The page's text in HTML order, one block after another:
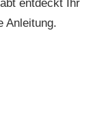
entdeckt Ihr
Anleitung.